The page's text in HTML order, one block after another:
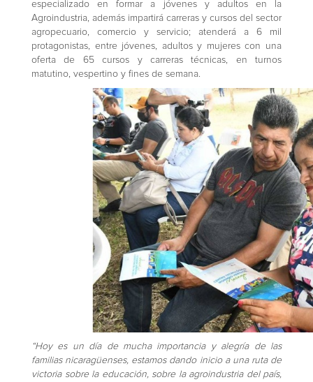
especializado en formar a jóvenes y adultos en la
Agroindustria, además impartirá carreras y cursos del sector
agropecuario, comercio y servicio; atenderá a 6 mil
protagonistas, entre jóvenes, adultos y mujeres con una
oferta de 65 cursos y carreras técnicas, en turnos
matutino, vespertino y fines de semana.
“Hoy es un día de mucha importancia y alegría de las
familias nicaragüenses, estamos dando inicio a una ruta de
victoria sobre la educación, sobre la agroindustria del país,